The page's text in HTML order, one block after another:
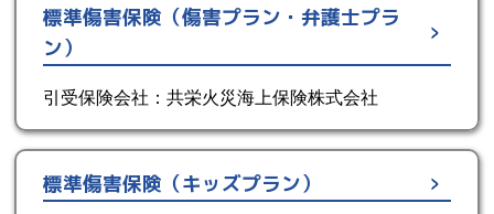
標準傷害保険（傷害プラン・弁護士プラ
ン）
引受保険会社：共栄火災海上保険株式会社
標準傷害保険（キッズプラン）